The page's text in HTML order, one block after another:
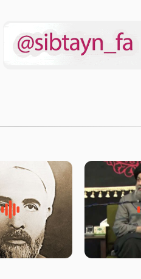
الله علیها
الاسلام
روضه‌ی مجلس
اسارت اهل‌بیت